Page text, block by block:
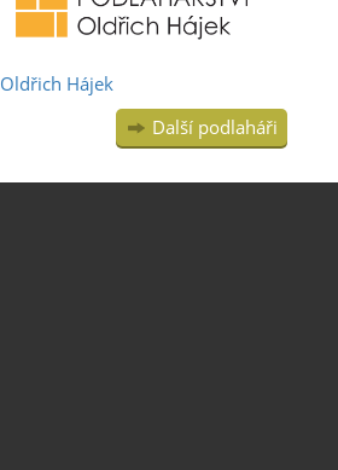
Oldřich Hájek
Další podlaháři